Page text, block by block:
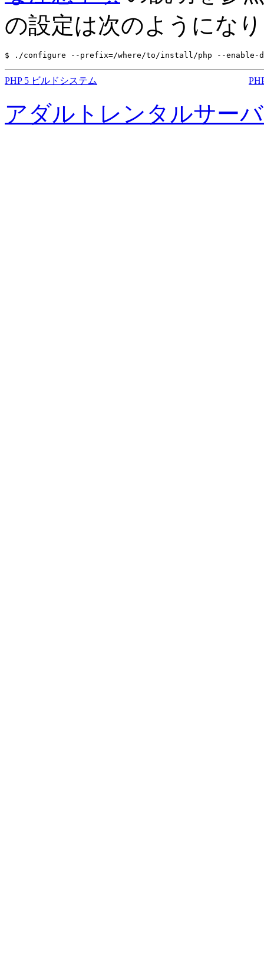
の設定は次のようにな
$ ./configure --prefix=/where/to/install/php --enable-
PHP 5 ビルドシステム
アダルトレンタルサー